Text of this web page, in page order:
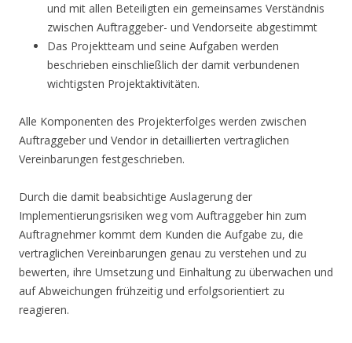
und mit allen Beteiligten ein gemeinsames Verständnis
zwischen Auftraggeber- und Vendorseite abgestimmt
Das Projektteam und seine Aufgaben werden
beschrieben einschließlich der damit verbundenen
wichtigsten Projektaktivitäten.
Alle Komponenten des Projekterfolges werden zwischen
Auftraggeber und Vendor in detaillierten vertraglichen
Vereinbarungen festgeschrieben.
Durch die damit beabsichtige Auslagerung der
Implementierungsrisiken weg vom Auftraggeber hin zum
Auftragnehmer kommt dem Kunden die Aufgabe zu, die
vertraglichen Vereinbarungen genau zu verstehen und zu
bewerten, ihre Umsetzung und Einhaltung zu überwachen und
auf Abweichungen frühzeitig und erfolgsorientiert zu
reagieren.